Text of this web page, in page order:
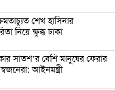
শেখ হাসিনার
নিয়ে ক্ষুব্ধ ঢাকা
সাতশ’র বেশি মানুষের ফেরার
আইনমন্ত্রী